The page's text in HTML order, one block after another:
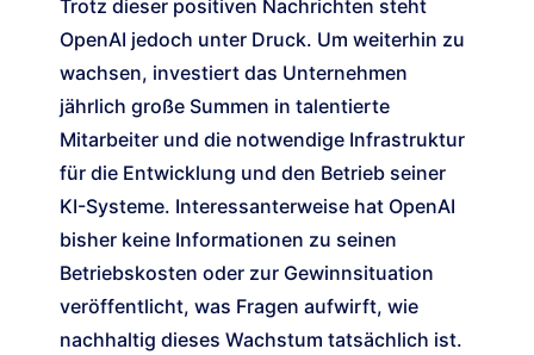
Trotz dieser positiven Nachrichten steht
OpenAI jedoch unter Druck. Um weiterhin zu
wachsen, investiert das Unternehmen
jährlich große Summen in talentierte
Mitarbeiter und die notwendige Infrastruktur
für die Entwicklung und den Betrieb seiner
KI-Systeme. Interessanterweise hat OpenAI
bisher keine Informationen zu seinen
Betriebskosten oder zur Gewinnsituation
veröffentlicht, was Fragen aufwirft, wie
nachhaltig dieses Wachstum tatsächlich ist.